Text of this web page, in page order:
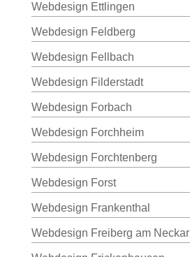
Webdesign Ettlingen
Webdesign Feldberg
Webdesign Fellbach
Webdesign Filderstadt
Webdesign Forbach
Webdesign Forchheim
Webdesign Forchtenberg
Webdesign Forst
Webdesign Frankenthal
Webdesign Freiberg am Neckar